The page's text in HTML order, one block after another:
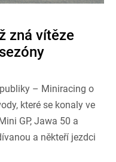
zná vítěze
– Miniracing o
které se konaly ve
GP, Jawa 50 a
a někteří jezdci